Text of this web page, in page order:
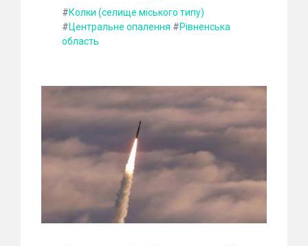
#Колки (селище міського типу)
#Центральне опалення #Рівненська
область